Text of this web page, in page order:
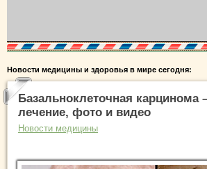
Новости медицины и здоровья в мире сегодня:
Базальноклеточная
лечение, фото и видео
Новости медицины